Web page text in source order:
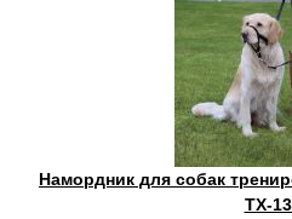
Намордник для собак
TX-